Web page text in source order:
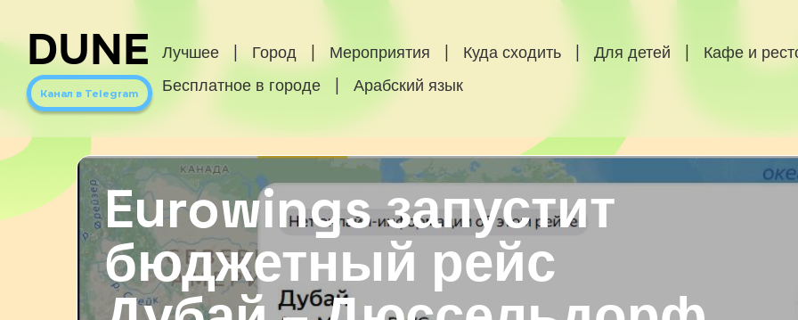
DUNE
Канал в Telegram
Лучшее Город Мероприятия Куда сходить Для детей
Кафе и
Бесплатное в городе
Арабский язык
Eurowings запустит
бюджетный рейс